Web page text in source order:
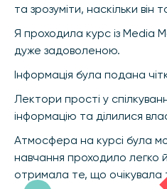
та зрозуміти, наскільки він
Я проходила курс із Media
дуже задоволеною.
Інформація була подана
Лектори прості у
інформацію та ділилися
Атмосфера на курсі була
навчання проходило легко
отримала те, що очікувала